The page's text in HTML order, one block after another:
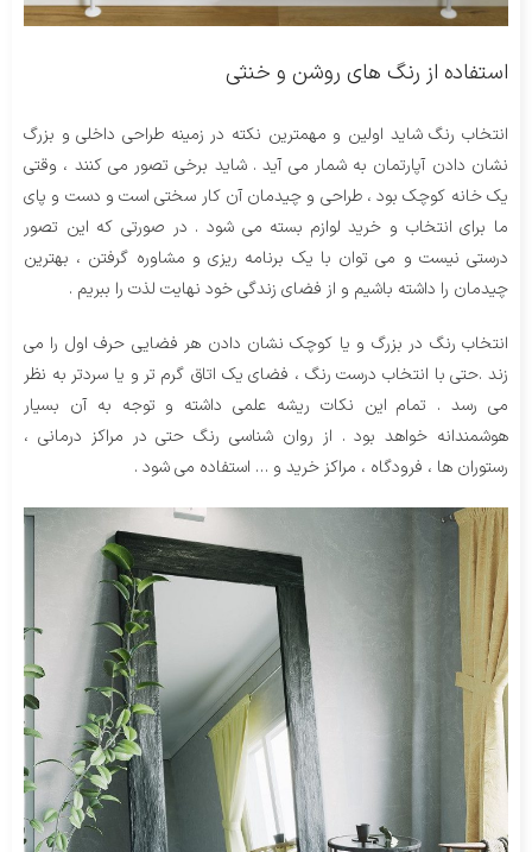
استفاده از رنگ های روشن و خنثی
انتخاب رنگ شاید اولین و مهمترین نکته در زمینه طراحی داخلی و بزرگ
نشان دادن آپارتمان به شمار می آید . شاید برخی تصور می کنند ، وقتی
یک خانه کوچک بود ، طراحی و چیدمان آن کار سختی است و دست و پای
ما برای انتخاب و خرید لوازم بسته می شود . در صورتی که این تصور
درستی نیست و می توان با یک برنامه ریزی و مشاوره گرفتن ، بهترین
چیدمان را داشته باشیم و از فضای زندگی خود نهایت لذت را ببریم .
انتخاب رنگ در بزرگ و یا کوچک نشان دادن هر فضایی حرف اول را می
زند .حتی با انتخاب درست رنگ ، فضای یک اتاق گرم تر و یا سردتر به نظر
می رسد . تمام این نکات ریشه علمی داشته و توجه به آن بسیار
هوشمندانه خواهد بود . از روان شناسی رنگ حتی در مراکز درمانی ،
رستوران ها ، فرودگاه ، مراکز خرید و … استفاده می شود .